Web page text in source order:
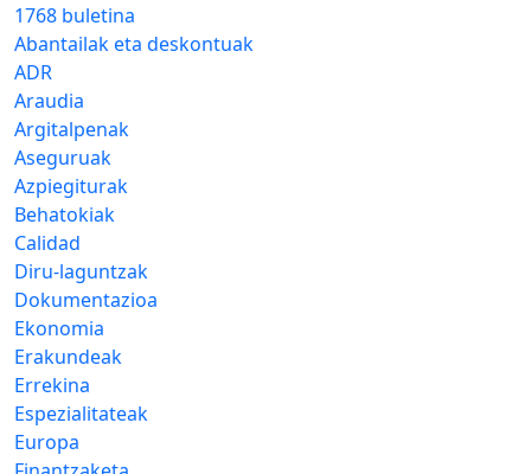
1768 buletina
Abantailak eta deskontuak
ADR
Araudia
Argitalpenak
Aseguruak
Azpiegiturak
Behatokiak
Calidad
Diru-laguntzak
Dokumentazioa
Ekonomia
Erakundeak
Errekina
Espezialitateak
Europa